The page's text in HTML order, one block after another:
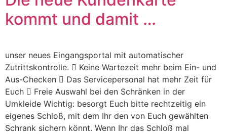
kommt und damit …
unser neues Eingangsportal mit automatischer
Zutrittskontrolle.  Keine Wartezeit mehr beim Ein- und
Aus-Checken  Das Servicepersonal hat mehr Zeit für
Euch  Freie Auswahl bei den Schränken in der
Umkleide Wichtig: besorgt Euch bitte rechtzeitig ein
eigenes Schloß, mit dem Ihr den von Euch gewählten
Schrank sichern könnt. Wenn Ihr das Schloß mal